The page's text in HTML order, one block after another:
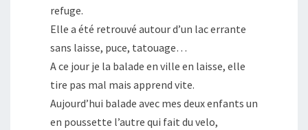
refuge.
Elle a été retrouvé autour d’un lac errante
sans laisse, puce, tatouage…
A ce jour je la balade en ville en laisse, elle
tire pas mal mais apprend vite.
Aujourd’hui balade avec mes deux enfants un
en poussette l’autre qui fait du velo,